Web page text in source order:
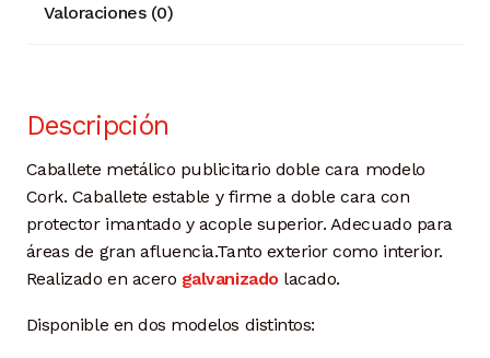
Valoraciones (0)
Descripción
Caballete metálico publicitario doble cara modelo
Cork. Caballete estable y firme a doble cara con
protector imantado y acople superior. Adecuado para
áreas de gran afluencia.Tanto exterior como interior.
Realizado en acero galvanizadolacado.
Disponible en dos modelos distintos: